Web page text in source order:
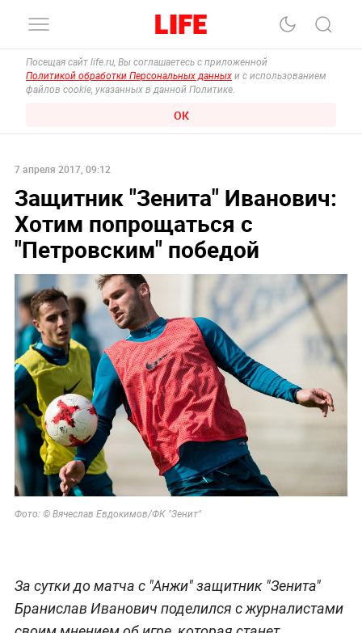
Посещая сайт life.ru, Вы соглашаетесь с приложенной
Политикой обработки Персональных данных и с использованием
файлов cookie, указанных в данной Политике.
ОК
7 апреля 2017, 09:12
Защитник "Зенита" Иванович:
Хотим попрощаться с
"Петровским" победой
Фото: © Вячеслав Евдокимов/ФК "Зенит"
За сутки до матча с "Анжи" защитник "Зенита"
Бранислав Иванович поделился с журналистами